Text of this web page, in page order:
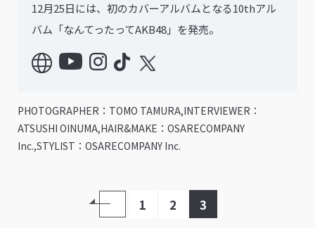
12月25日には、初のカバーアルバムとなる10thアル
バム「なんてったってAKB48」を発売。
PHOTOGRAPHER：TOMO TAMURA,INTERVIEWER：
ATSUSHI OINUMA,HAIR&MAKE：OSARECOMPANY
Inc.,STYLIST：OSARECOMPANY Inc.
1 2 3